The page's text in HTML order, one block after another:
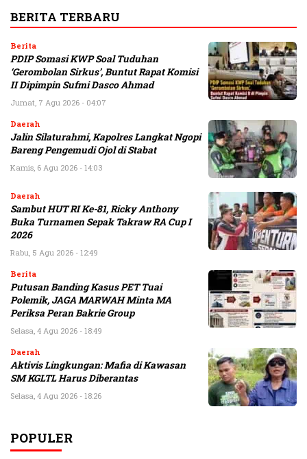
BERITA TERBARU
Berita
PDIP Somasi KWP Soal Tuduhan
‘Gerombolan Sirkus’, Buntut Rapat Komisi
II Dipimpin Sufmi Dasco Ahmad
Jumat, 7 Agu 2026 - 04:07
Daerah
Jalin Silaturahmi, Kapolres Langkat Ngopi
Bareng Pengemudi Ojol di Stabat
Kamis, 6 Agu 2026 - 14:03
Daerah
Sambut HUT RI Ke-81, Ricky Anthony
Buka Turnamen Sepak Takraw RA Cup I
2026
Rabu, 5 Agu 2026 - 12:49
Berita
Putusan Banding Kasus PET Tuai
Polemik, JAGA MARWAH Minta MA
Periksa Peran Bakrie Group
Selasa, 4 Agu 2026 - 18:49
Daerah
Aktivis Lingkungan: Mafia di Kawasan
SM KGLTL Harus Diberantas
Selasa, 4 Agu 2026 - 18:26
POPULER